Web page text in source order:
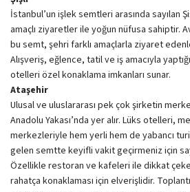
İstanbul’un işlek semtleri arasında sayılan
amaçlı ziyaretler ile yoğun nüfusa sahiptir.
bu semt, şehri farklı amaçlarla ziyaret
Alışveriş, eğlence, tatil ve iş amacıyla
otelleri özel konaklama imkanları sunar.
Ataşehir
Ulusal ve uluslararası pek çok şirketin
Anadolu Yakası’nda yer alır. Lüks otelleri,
merkezleriyle hem yerli hem de yabancı
gelen semtte keyifli vakit geçirmeniz için
Özellikle restoran ve kafeleri ile dikkat
rahatça konaklaması için elverişlidir.